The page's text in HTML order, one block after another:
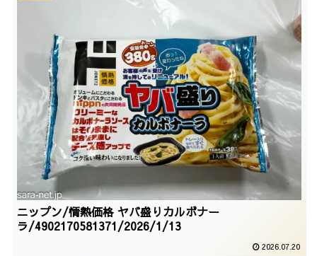
ニップン/情熱価格 ヤバ盛りカルボナー
ラ/4902170581371/2026/1/13
2026.07.20